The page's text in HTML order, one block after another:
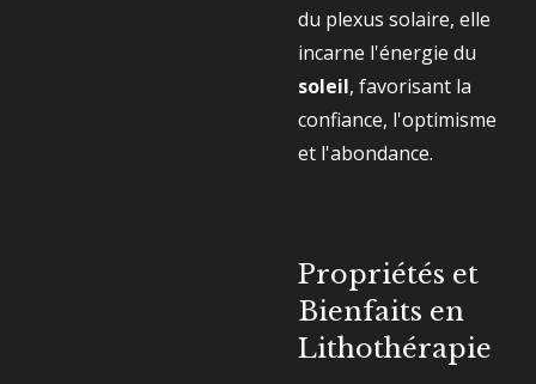
du plexus solaire, elle
incarne l'énergie du
soleil, favorisant la
confiance, l'optimisme
et l'abondance.
Propriétés et
Bienfaits en
Lithothérapie